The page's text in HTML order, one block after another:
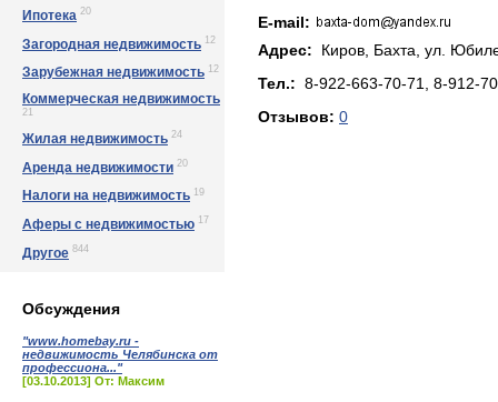
Ипотека 20
Загородная недвижимость 12
Зарубежная недвижимость 12
Коммерческая недвижимость
21
Жилая недвижимость 24
Аренда недвижимости 20
Налоги на недвижимость 19
Аферы с недвижимостью 17
Другое 844
Обсуждения
"www.homebay.ru -
недвижимость Челябинска от
профессиона..."
[03.10.2013] От: Максим
E-mail:
Адрес: Киров, Бахта, ул.
Тел.: 8-922-663-70-71, 8-912-
Отзывов: 0